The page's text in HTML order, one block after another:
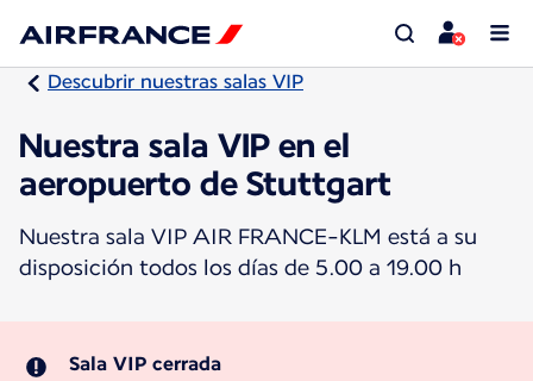
Descubrir nuestras salas VIP
Nuestra sala VIP en el
aeropuerto de Stuttgart
Nuestra sala VIP AIR FRANCE-KLM está a su
disposición todos los días de 5.00 a 19.00 h
Sala VIP cerrada